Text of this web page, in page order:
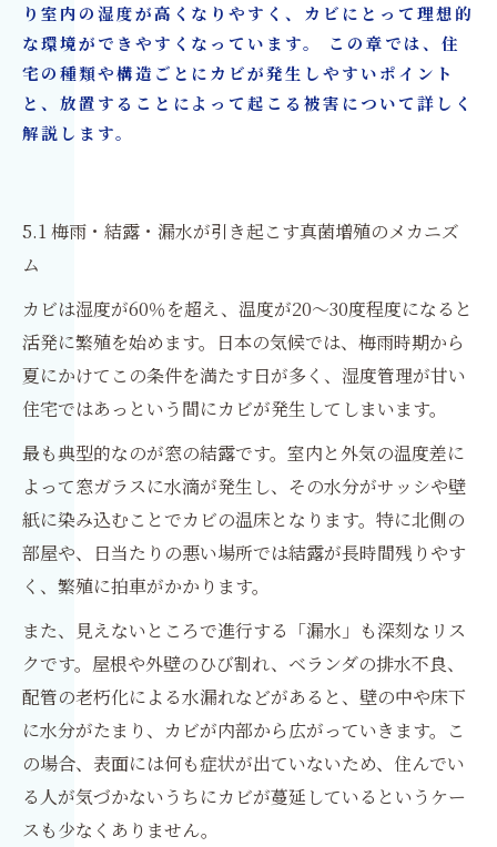
り室内の湿度が高くなりやすく、カビにとって理想的
な環境ができやすくなっています。 この章では、住
宅の種類や構造ごとにカビが発生しやすいポイント
と、放置することによって起こる被害について詳しく
解説します。
5.1 梅雨・結露・漏水が引き起こす真菌増殖のメカニズ
ム
カビは湿度が60％を超え、温度が20〜30度程度になると
活発に繁殖を始めます。日本の気候では、梅雨時期から
夏にかけてこの条件を満たす日が多く、湿度管理が甘い
住宅ではあっという間にカビが発生してしまいます。
最も典型的なのが窓の結露です。室内と外気の温度差に
よって窓ガラスに水滴が発生し、その水分がサッシや壁
紙に染み込むことでカビの温床となります。特に北側の
部屋や、日当たりの悪い場所では結露が長時間残りやす
く、繁殖に拍車がかかります。
また、見えないところで進行する「漏水」も深刻なリス
クです。屋根や外壁のひび割れ、ベランダの排水不良、
配管の老朽化による水漏れなどがあると、壁の中や床下
に水分がたまり、カビが内部から広がっていきます。こ
の場合、表面には何も症状が出ていないため、住んでい
る人が気づかないうちにカビが蔓延しているというケー
スも少なくありません。